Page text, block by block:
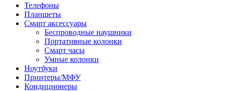
Телефоны
Планшеты
Смарт аксессуары
Беспроводные наушники
Портативные колонки
Смарт часы
Умные колонки
Ноутбуки
Принтеры/МФУ
Кондиционеры